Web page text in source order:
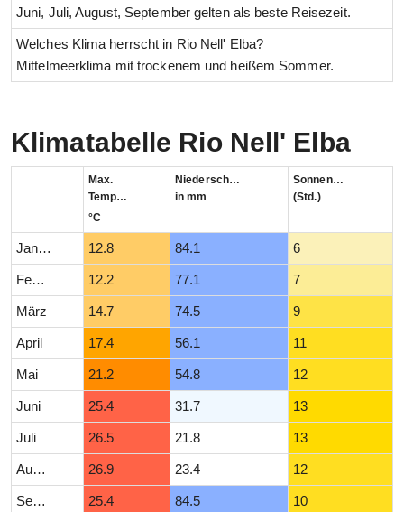
Juni, Juli, August, September gelten als beste Reisezeit.
Welches Klima herrscht in Rio Nell' Elba?
Mittelmeerklima mit trockenem und heißem Sommer.
Klimatabelle Rio Nell' Elba
Max.
Temperatur
°C
Niederschlag
in mm
Sonnenstunden
(Std.)
Januar 12.8 84.1 6
Februar 12.2 77.1 7
März 14.7 74.5 9
April 17.4 56.1 11
Mai 21.2 54.8 12
Juni 25.4 31.7 13
Juli 26.5 21.8 13
August 26.9 23.4 12
September 25.4 84.5 10